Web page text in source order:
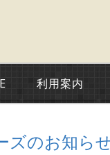
利用案内
ズのお知ら